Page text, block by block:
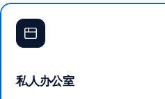
私人办公室